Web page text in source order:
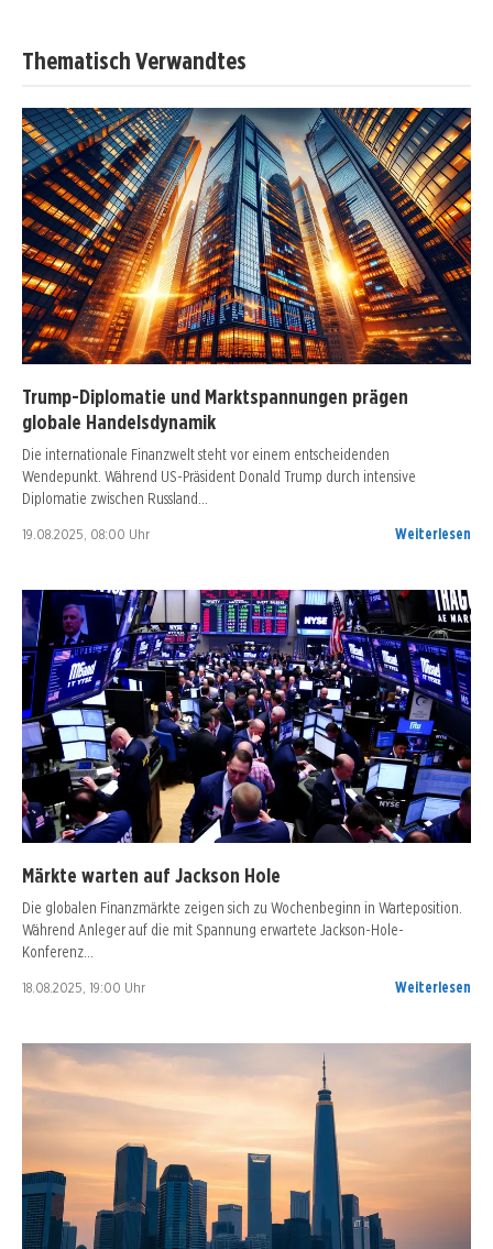
Thematisch Verwandtes
Trump-Diplomatie und Marktspannungen prägen
globale Handelsdynamik
Die internationale Finanzwelt steht vor einem entscheidenden
Wendepunkt. Während US-Präsident Donald Trump durch intensive
Diplomatie zwischen Russland…
19.08.2025, 08:00 Uhr Weiterlesen
Märkte warten auf Jackson Hole
Die globalen Finanzmärkte zeigen sich zu Wochenbeginn in Warteposition.
Während Anleger auf die mit Spannung erwartete Jackson-Hole-
Konferenz…
18.08.2025, 19:00 Uhr Weiterlesen